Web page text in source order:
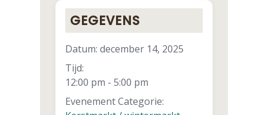
GEGEVENS
Datum: december 14, 2025
Tijd:
12:00 pm - 5:00 pm
Evenement Categorie: